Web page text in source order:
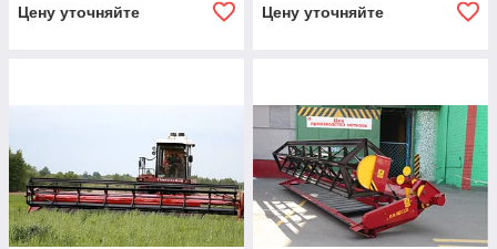
Цену уточняйте Цену уточняйте